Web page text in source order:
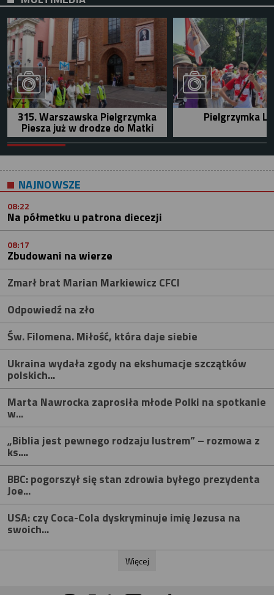
315. Warszawska Pielgrzymka
Piesza już w drodze do Matki
Pielgrzymka
NAJNOWSZE
08:22
Na półmetku u patrona diecezji
08:17
Zbudowani na wierze
Zmarł brat Marian Markiewicz CFCI
Odpowiedź na zło
Św. Filomena. Miłość, która daje siebie
Ukraina wydała zgody na ekshumacje szczątków
polskich...
Marta Nawrocka zaprosiła młode Polki na spotkanie
w...
„Biblia jest pewnego rodzaju lustrem” – rozmowa z
ks....
BBC: pogorszył się stan zdrowia byłego prezydenta
Joe...
USA: czy Coca-Cola dyskryminuje imię Jezusa na
swoich...
Więcej